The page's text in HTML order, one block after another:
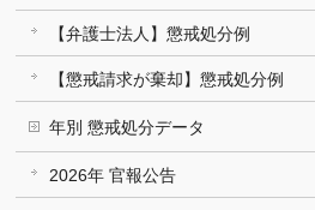
【弁護士法人】懲戒処分例
【懲戒請求が棄却】懲戒処分例
年別 懲戒処分データ
2026年 官報公告